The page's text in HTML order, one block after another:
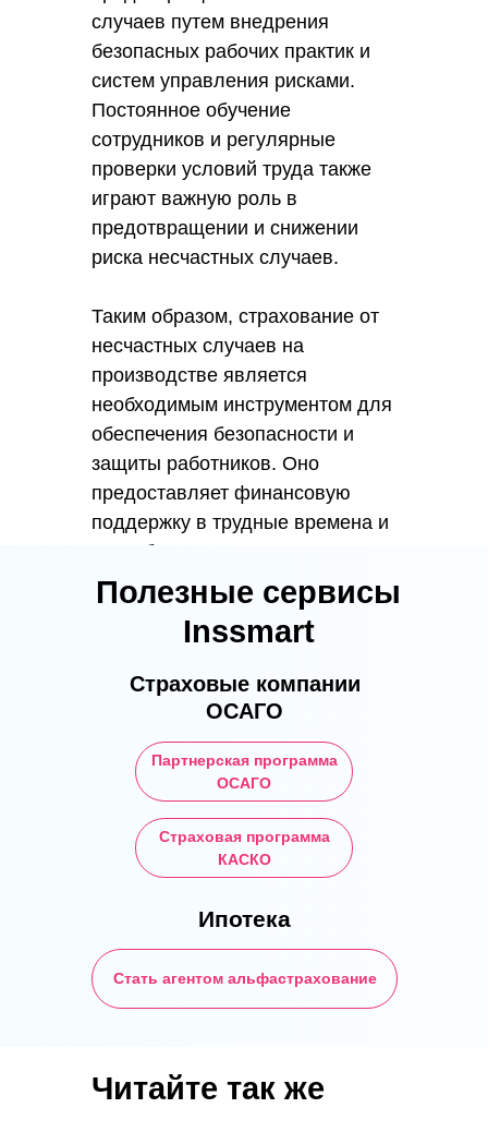
случаев путем внедрения
безопасных рабочих практик и
систем управления рисками.
Постоянное обучение
сотрудников и регулярные
проверки условий труда также
играют важную роль в
предотвращении и снижении
риска несчастных случаев.
Таким образом, страхование от
несчастных случаев на
производстве является
необходимым инструментом для
обеспечения безопасности и
защиты работников. Оно
предоставляет финансовую
поддержку в трудные времена и
способствует поддержанию
здоровья и благополучия
работников. Однако главной
задачей должно быть
случаев путем улучшения
правил безопасности.
Полезные сервисы
Inssmart
Страховые компании
ОСАГО
Ипотека
Партнерская программа
ОСАГО
Страховая программа
КАСКО
Стать агентом альфастрахование
Читайте так же